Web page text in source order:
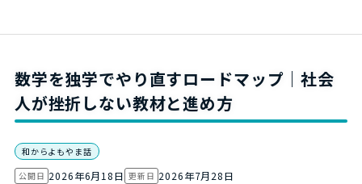
数学を独学でやり直すロードマップ｜社会
人が挫折しない教材と進め方
和からよもやま話
公開日 2026年6月18日 更新日 2026年7月28日